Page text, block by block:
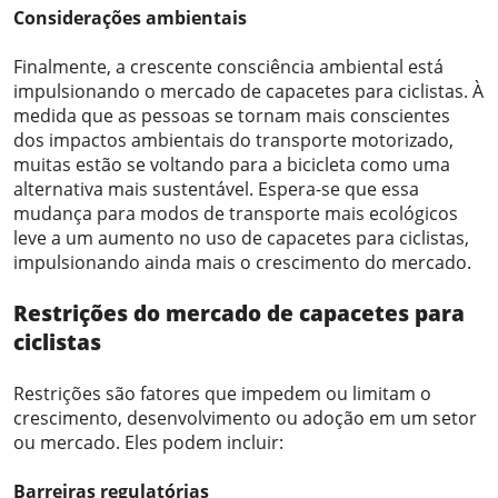
Considerações ambientais
Finalmente, a crescente consciência ambiental está
impulsionando o mercado de capacetes para ciclistas. À
medida que as pessoas se tornam mais conscientes
dos impactos ambientais do transporte motorizado,
muitas estão se voltando para a bicicleta como uma
alternativa mais sustentável. Espera-se que essa
mudança para modos de transporte mais ecológicos
leve a um aumento no uso de capacetes para ciclistas,
impulsionando ainda mais o crescimento do mercado.
Restrições do mercado de capacetes para
ciclistas
Restrições são fatores que impedem ou limitam o
crescimento, desenvolvimento ou adoção em um setor
ou mercado. Eles podem incluir:
Barreiras regulatórias